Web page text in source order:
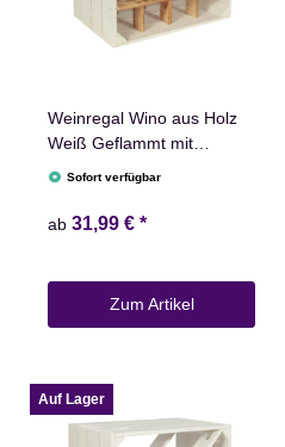
Weinregal Wino aus Holz
Weiß Geflammt mit
Regalbrett
Sofort verfügbar
ab 31,99 € *
Zum Artikel
Auf Lager